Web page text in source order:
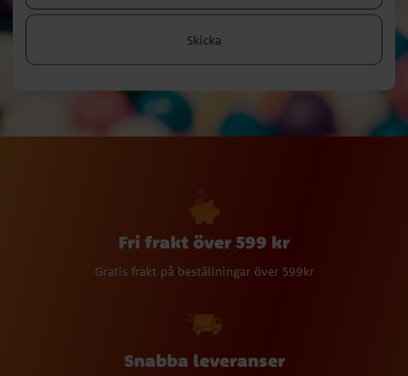
Skicka
Fri frakt över 599 kr
Gratis frakt på beställningar över 599kr
Snabba leveranser